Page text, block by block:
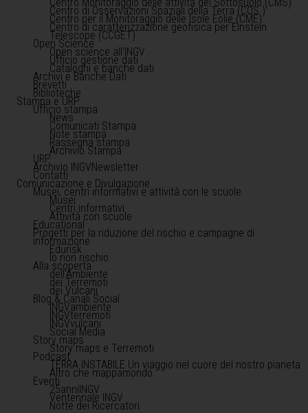
Centro di Osservazioni Spaziali della Terra (COS )
Centro per il Monitoraggio delle Isole Eolie (CME)
Centro di caratterizzazione geofisica per Einstein
Telescope (CCGET)
Open Science
Open science all'INGV
Ufficio gestione dati
Cataloghi e banche dati
Archivi e Banche Dati
Brevetti
Biblioteche
Stampa e URP
Ufficio stampa
News
Comunicati Stampa
Note stampa
Rassegna stampa
Archivio Stampa
URP
Archivio INGVNewsletter
Contatti
Comunicazione e Divulgazione
Musei, centri informativi e attività con le scuole
Musei
Centri informativi
Attività con scuole
Educational
Progetti per la riduzione del rischio e campagne di
informazione
Edurisk
Io non rischio
Alla scoperta
dell'Ambiente
dei Terremoti
dei Vulcani
Blog & Canali Social
INGVambiente
INGVterremoti
INGVvulcani
Social Media
Story maps
Story maps e Terremoti
Podcast
TERRA INSTABILE Un viaggio nel cuore del nostro pianeta
Altro che mappamondo
Eventi
25anniINGV
Ventennale INGV
Notte dei Ricercatori